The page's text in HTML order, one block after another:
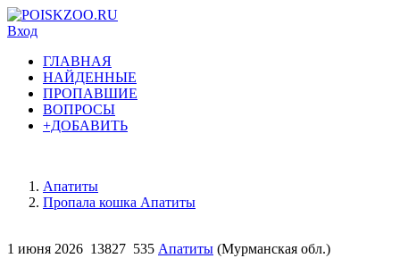
Вход
ГЛАВНАЯ
НАЙДЕННЫЕ
ПРОПАВШИЕ
ВОПРОСЫ
+ДОБАВИТЬ
Апатиты
Пропала кошка Апатиты
1 июня 2026 13827 535 Апатиты (Мурманская обл.)